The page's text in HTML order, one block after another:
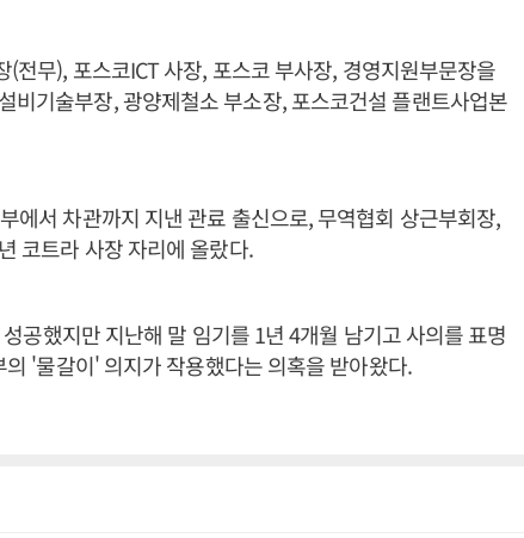
전무), 포스코ICT 사장, 포스코 부사장, 경영지원부문장을
비기술부장, 광양제철소 부소장, 포스코건설 플랜트사업본
에서 차관까지 지낸 관료 출신으로, 무역협회 상근부회장,
코트라 사장 자리에 올랐다.
공했지만 지난해 말 임기를 1년 4개월 남기고 사의를 표명
'물갈이' 의지가 작용했다는 의혹을 받아왔다.